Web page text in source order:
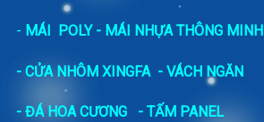
- MÁI POLY - MÁI NHỰA THÔNG MINH
- CỬA NHÔM XINGFA - VÁCH NGĂN
- ĐÁ HOA CƯƠNG - TẤM PANEL